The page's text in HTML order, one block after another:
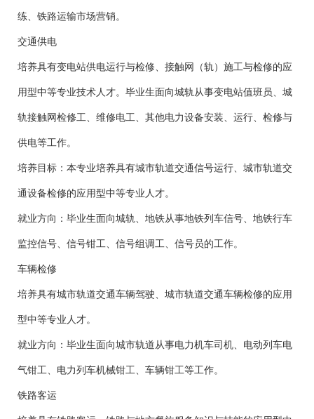
练、铁路运输市场营销。
交通供电
培养具有变电站供电运行与检修、接触网（轨）施工与检修的应
用型中等专业技术人才。毕业生面向城轨从事变电站值班员、城
轨接触网检修工、维修电工、其他电力设备安装、运行、检修与
供电等工作。
培养目标：本专业培养具有城市轨道交通信号运行、城市轨道交
通设备检修的应用型中等专业人才。
就业方向：毕业生面向城轨、地铁从事地铁列车信号、地铁行车
监控信号、信号钳工、信号组调工、信号员的工作。
车辆检修
培养具有城市轨道交通车辆驾驶、城市轨道交通车辆检修的应用
型中等专业人才。
就业方向：毕业生面向城市轨道从事电力机车司机、电动列车电
气钳工、电力列车机械钳工、车辆钳工等工作。
铁路客运